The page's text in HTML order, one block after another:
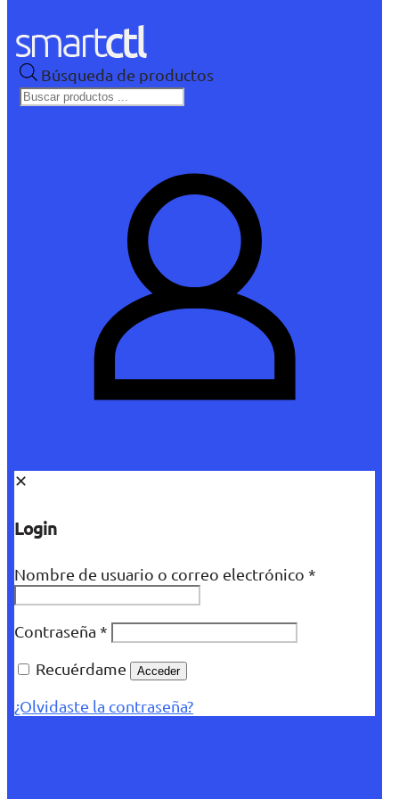
Búsqueda de productos
✕
Login
Nombre de usuario o correo electrónico *
Contraseña *
Recuérdame
Acceder
¿Olvidaste la contraseña?